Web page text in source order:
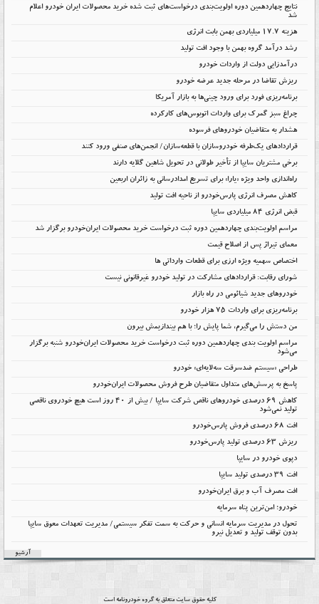
نتایج چهاردهمین دوره اولویت‌بندی درخواست‌های ثبت شده خرید محصولات ایران خودرو اعلام
شد
هزینه ۱۷.۷ میلیاردی بهمن بابت انرژی
رشد درآمد گروه بهمن با وجود افت تولید
درآمدزایی دولت از واردات خودرو
ریزش تقاضا در مرحله جدید عرضه خودرو
برنامه‌ریزی فورد برای ورود چینی‌ها به بازار آمریکا
چراغ سبز گمرک برای واردات اتوبوس‌های کارکرده
هشدار به متقاضیان خودروهای فرسوده
قراردادهای یک‌طرفه خودروسازان با قطعه‌سازان/ انجمن‌های صنفی ورود کنند
برخی مشتریان سایپا از تأخیر طولانی در تحویل شاهین گلایه دارند
راه‌اندازی واحد ویژه «یارا» برای تسریع امدادرسانی به زائران اربعین
کاهش مصرف انرژی پارس‌خودرو از ناحیه افت تولید
قبض انرژی ۸۴ میلیاردی سایپا
مراسم اولویت‌بندی چهاردهمین دوره ثبت درخواست خرید محصولات ایران‌خودرو برگزار شد
معمای تیراژ پس از اصلاح قیمت
اختصاص سهمیه ویژه ارزی برای قطعات وارداتی ها
شورای رقابت: قراردادهای مشارکت در تولید خودرو غیرقانونی نیست
خودروهای جدید شیائومی در راه بازار
برنامه‌ریزی برای واردات ۷۵ هزار خودرو
من دستش را می‌گیرم، شما پایش را؛ با هم بیندازیمش بیرون
مراسم اولویت بندی چهاردهمین دوره ثبت درخواست خرید محصولات ایران‌خودرو شنبه برگزار
می‌شود
طراحی «سیستم ضدسرقت سه‌لایه‌ای» خودرو
پاسخ به پرسش‌های متداول متقاضیان طرح فروش محصولات ایران‌خودرو
کاهش ۶۹ درصدی خودروهای ناقص شرکت سایپا / بیش از ۴۰ روز است هیچ خودروی ناقصی
تولید نمی‌شود
افت 68 درصدی فروش پارس‌خودرو
ریزش 63 درصدی تولید پارس‌خودرو
دپوی خودرو در سایپا
افت ۳۹ درصدی تولید سایپا
افت مصرف آب و برق ایران‌خودرو
خودرو؛ امن‌ترین پناه سرمایه
تحول در مدیریت سرمایه انسانی و حرکت به سمت تفکر سیستمی/ مدیریت تعهدات معوق سایپا
بدون توقف تولید و تعدیل نیرو
آرشیو
کلیه حقوق سایت متعلق به گروهخودرونامهاست